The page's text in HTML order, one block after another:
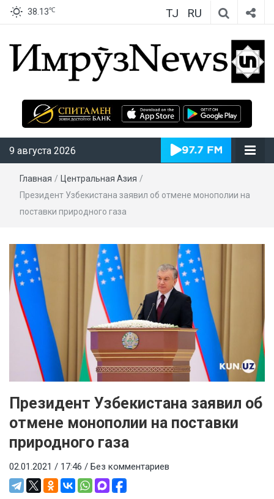
38.13℃ TJ RU
ИмрӯзNews
9 августа 2026
Главная / Центральная Азия /
Президент Узбекистана заявил об отмене монополии на
поставки природного газа
Президент Узбекистана заявил об
отмене монополии на поставки
природного газа
02.01.2021 / 17:46 / Без комментариев